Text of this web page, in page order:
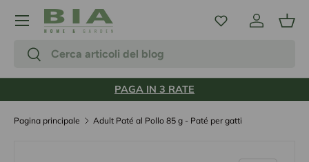
Passa ai contenuti
CercaCerca
Accedi
Menu
PAGA IN 3 RATE
Pagina principale Adult Paté al Pollo 85 g - Paté per gatti